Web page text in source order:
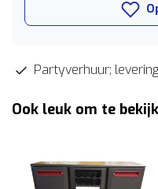
Partyverhuur;
Ook leuk om te